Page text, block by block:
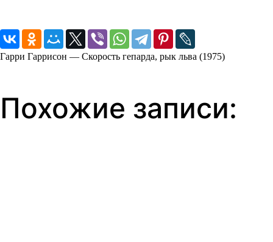
Гарри Гаррисон — Скорость гепарда, рык льва (1975)
Похожие записи: